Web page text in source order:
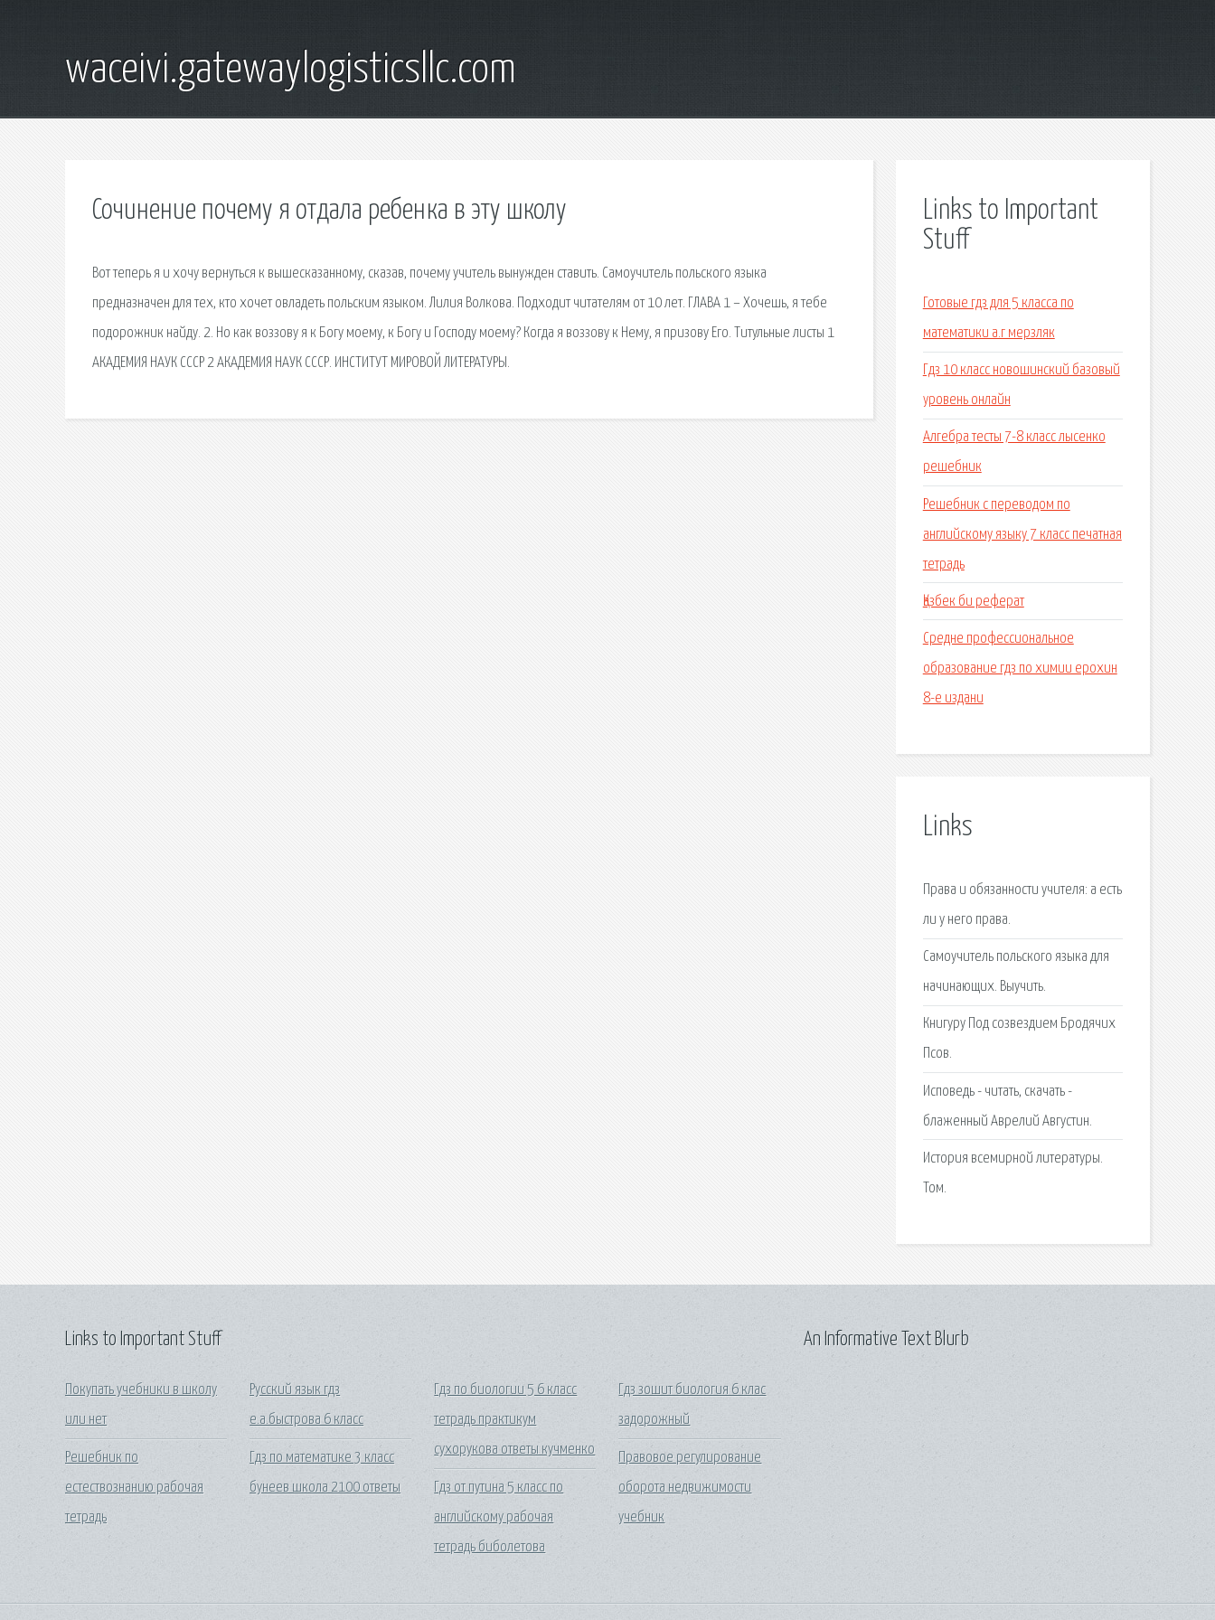
waceivi.gatewaylogisticsllc.com
Сочинение почему я отдала ребенка в эту школу
Вот теперь я и хочу вернуться к вышесказанному, сказав, почему учитель вынужден ставить. Самоучитель польского языка
предназначен для тех, кто хочет овладеть польским языком. Лилия Волкова. Подходит читателям от 10 лет. ГЛАВА 1 – Хочешь, я тебе
подорожник найду. 2. Но как воззову я к Богу моему, к Богу и Господу моему? Когда я воззову к Нему, я призову Его. Титульные листы 1
АКАДЕМИЯ НАУК СССР 2 АКАДЕМИЯ НАУК СССР. ИНСТИТУТ МИРОВОЙ ЛИТЕРАТУРЫ.
Links to Important
Stuff
Готовые гдз для 5 класса по
математики а.г мерзляк
Гдз 10 класс новошинский базовый
уровень онлайн
Алгебра тесты 7-8 класс лысенко
решебник
Решебник с переводом по
английскому языку 7 класс печатная
тетрадь
Қазбек би реферат
Средне профессиональное
образование гдз по химии ерохин
8-е издани
Links
Права и обязанности учителя: а есть
ли у него права.
Самоучитель польского языка для
начинающих. Выучить.
Книгуру Под созвездием Бродячих
Псов.
Исповедь - читать, скачать -
блаженный Аврелий Августин.
История всемирной литературы.
Том.
Links to Important Stuff
Покупать учебники в школу
или нет
Решебник по
естествознанию рабочая
тетрадь
Русский язык гдз
е.а.быстрова 6 класс
Гдз по математике 3 класс
бунеев школа 2100 ответы
Гдз по биологии 5 6 класс
тетрадь практикум
сухорукова ответы кучменко
Гдз от путина 5 класс по
английскому рабочая
тетрадь биболетова
Гдз зошит биология 6 клас
задорожный
Правовое регулирование
оборота недвижимости
учебник
An Informative Text Blurb